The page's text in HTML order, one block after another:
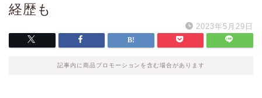
経歴も
2023年5月29日
記事内に商品プロモーションを含む場合があります